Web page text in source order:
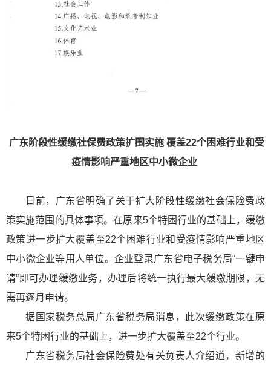
广东阶段性缓缴社保费政策扩围实施 覆盖22个困难行业和受
疫情影响严重地区中小微企业
日前，广东省明确了关于扩大阶段性缓缴社会保险费政
策实施范围的具体事项。在原来5个特困行业的基础上，缓缴
政策进一步扩大覆盖至22个困难行业和受疫情影响严重地区
中小微企业等用人单位。企业登录广东省电子税务局“一键申
请”即可办理缓缴业务，办理后将统一执行最大缓缴期限，无
需再逐月申请。
据国家税务总局广东省税务局消息，此次缓缴政策在原
来5个特困行业的基础上，进一步扩大覆盖至22个行业。
广东省税务局社会保险费处有关负责人介绍道，新增的